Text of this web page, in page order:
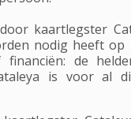
kaartlegster
nodig heeft op
de
is voor al